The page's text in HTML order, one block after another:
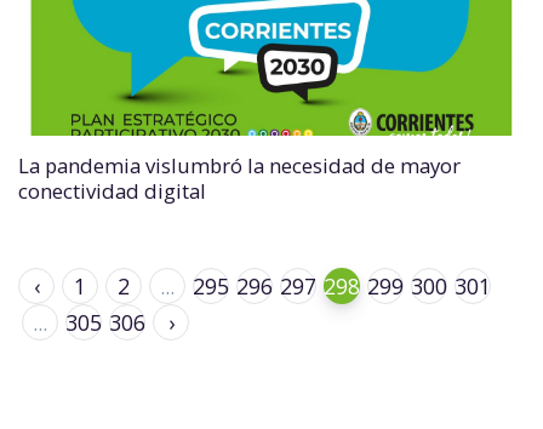
La pandemia vislumbró la necesidad de mayor
conectividad digital
‹ 1 2 ... 295 296 297 298 299 300 301
...
305 306 ›